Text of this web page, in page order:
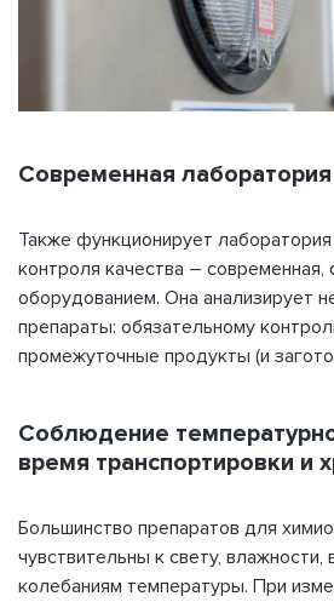
Современная лаборатория
Также функционирует лаборатория
контроля качества –
оборудованием. Она анализирует
препараты: обязательному
промежуточные продукты (и
Соблюдение
время транспортировки и
Большинство препаратов для
чувствительны к свету, влажности,
колебаниям температуры. При